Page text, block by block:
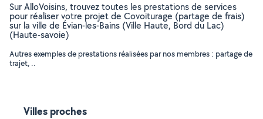
Sur AlloVoisins, trouvez toutes les prestations de services
pour réaliser votre projet de Covoiturage (partage de frais)
sur la ville de Évian-les-Bains (Ville Haute, Bord du Lac)
(Haute-savoie)
Autres exemples de prestations réalisées par nos membres : partage de
trajet, ..
Villes proches